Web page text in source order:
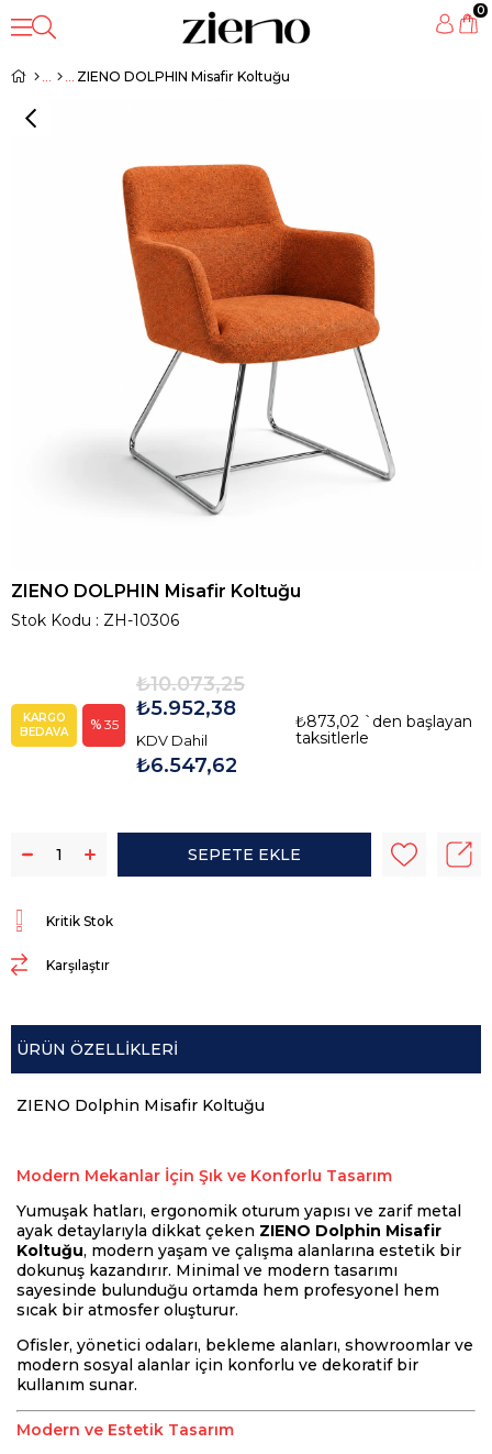
0
ZIENO DOLPHIN Misafir Koltuğu
›
ZIENO DOLPHIN Misafir Koltuğu
Stok Kodu ZH-10306
KARGO
BEDAVA
35
₺10.073,25
₺5.952,38
KDV Dahil
₺6.547,62
₺873,02 `den başlayan
taksitlerle
Kritik Stok
Karşılaştır
ÜRÜN ÖZELLIKLERI
ZIENO Dolphin Misafir Koltuğu
Modern Mekanlar İçin Şık ve Konforlu Tasarım
Yumuşak hatları, ergonomik oturum yapısı ve zarif metal
ayak detaylarıyla dikkat çeken ZIENO Dolphin Misafir
Koltuğu, modern yaşam ve çalışma alanlarına estetik bir
dokunuş kazandırır. Minimal ve modern tasarımı
sayesinde bulunduğu ortamda hem profesyonel hem
sıcak bir atmosfer oluşturur.
Ofisler, yönetici odaları, bekleme alanları, showroomlar ve
modern sosyal alanlar için konforlu ve dekoratif bir
kullanım sunar.
Modern ve Estetik Tasarım